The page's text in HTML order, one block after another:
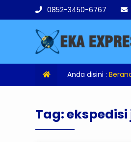
0852-3450-6767
Anda disini :
Tag: